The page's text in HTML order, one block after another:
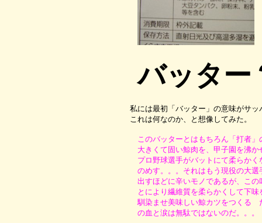
バッター
私には最初「バッター」の意味がサッ
これは何なのか、と想像してみた。
このバッターとはもちろん「打者」
大きくて固い鯨肉を、甲子園を沸か
プロ野球選手がバットにて柔らかく
のめす。。。それはもう現役の大選
出すほどに辛いモノであるが、この
とにより繊維質を柔らかくして下味
馴染ませ美味しい鯨カツをつくる
の血と涙は無駄ではないのだ。。。